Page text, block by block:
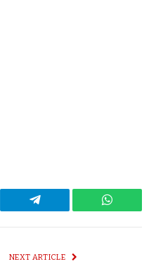
Telegram
NEXT ARTICLE